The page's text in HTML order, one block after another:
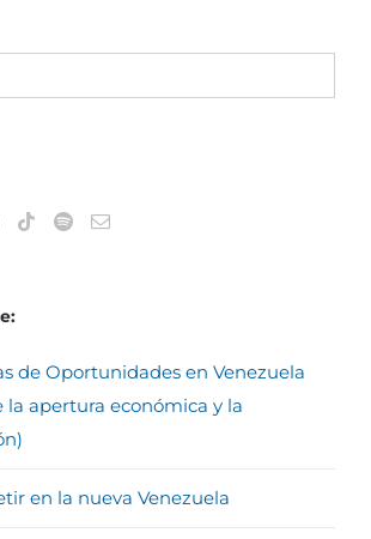
de Oportunidades en Venezuela
la apertura económica y la
en la nueva Venezuela